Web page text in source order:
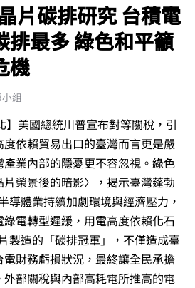
片碳排研究 台積電
排最多 綠色和平籲
機
組
】美國總統川普宣布對等關稅，引
依賴貿易出口的臺灣而言更是嚴
業內部的隱憂更不容忽視。綠色
榮景後的暗影〉，揭示臺灣蓬勃
導體業持續加劇環境與經濟壓力，
電轉型遲緩，用電高度依賴化石
製造的「碳排冠軍」，不僅造成臺
財務虧損狀況，最終讓全民承擔
部關稅與內部高耗電所推高的電